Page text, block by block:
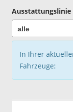
Ausstattungslinie
In Ihrer
Fahrzeuge: